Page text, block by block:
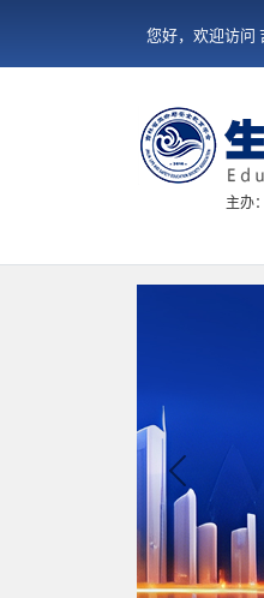
您好，欢迎访问
主办
Previous